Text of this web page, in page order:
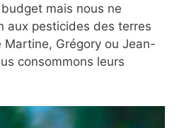
mais nous ne
aux pesticides des terres
Grégory ou Jean-
consommons leurs